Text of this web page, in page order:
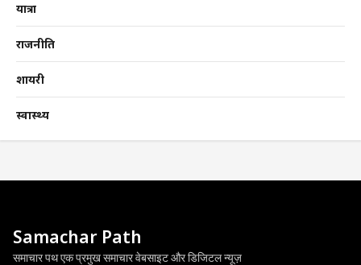
यात्रा
राजनीति
शायरी
स्वास्थ्य
Samachar Path
समाचार पथ एक प्रमुख समाचार वेबसाइट और डिजिटल न्यूज़